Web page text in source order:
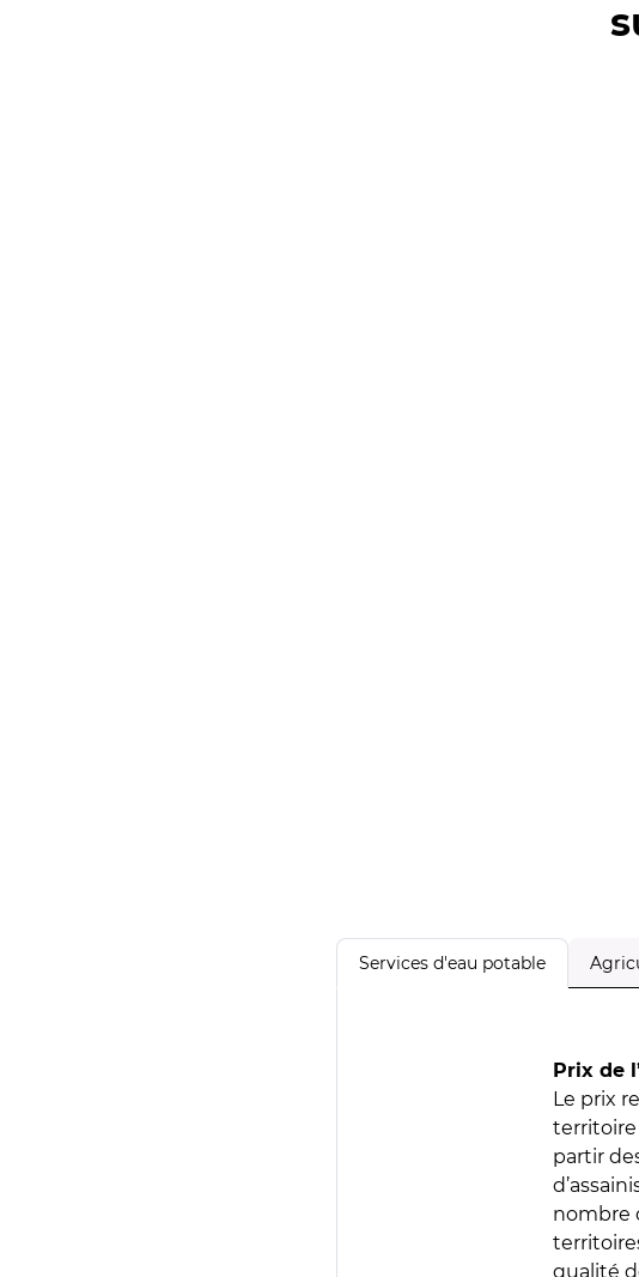
Services d'eau potable
Prix de
Le prix
territoire
partir
nombre
qualité